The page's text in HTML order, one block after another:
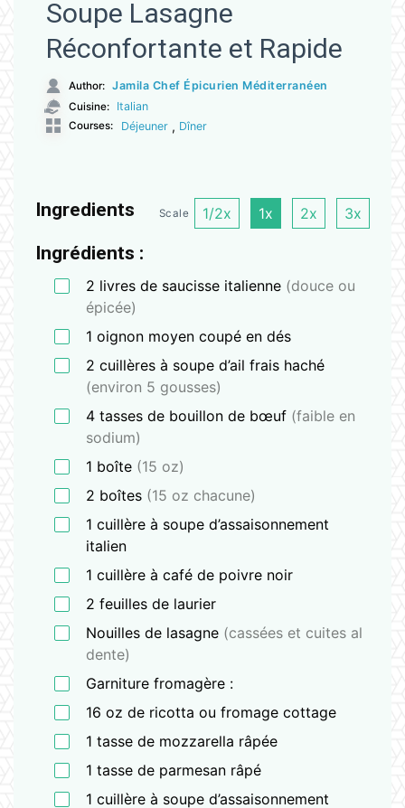
Soupe Lasagne
Réconfortante et Rapide
Author: Jamila Chef Épicurien Méditerranéen
Cuisine: Italian
Courses: Déjeuner , Dîner
Ingredients Scale 1/2x 1x 2x 3x
Ingrédients :
2 livres de saucisse italienne (douce ou
épicée)
1 oignon moyen coupé en dés
2 cuillères à soupe d’ail frais haché
(environ 5 gousses)
4 tasses de bouillon de bœuf (faible en
sodium)
1 boîte (15 oz)
2 boîtes (15 oz chacune)
1 cuillère à soupe d’assaisonnement
italien
1 cuillère à café de poivre noir
2 feuilles de laurier
Nouilles de lasagne (cassées et cuites al
dente)
Garniture fromagère :
16 oz de ricotta ou fromage cottage
1 tasse de mozzarella râpée
1 tasse de parmesan râpé
1 cuillère à soupe d’assaisonnement